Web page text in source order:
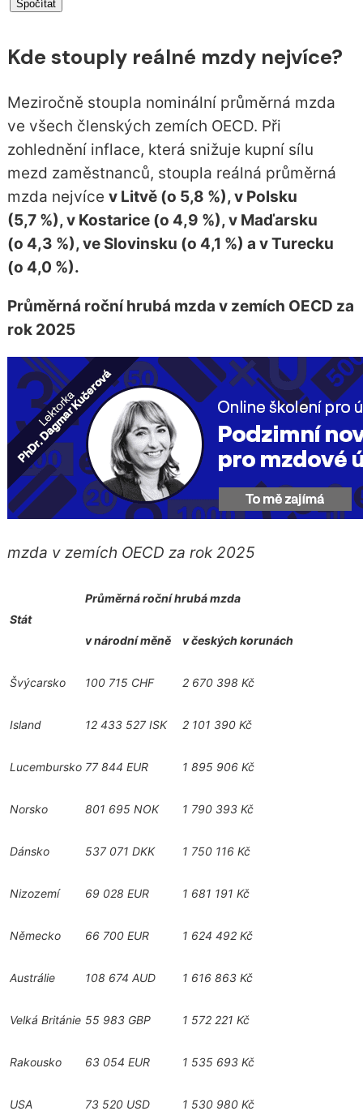
Kde stouply reálné mzdy nejvíce?
Meziročně stoupla nominální průměrná mzda
ve všech členských zemích OECD. Při
zohlednění inflace, která snižuje kupní sílu
mezd zaměstnanců, stoupla reálná průměrná
mzda nejvíce v Litvě (o 5,8 %), v Polsku
(5,7 %), v Kostarice (o 4,9 %), v Maďarsku
(o 4,3 %), ve Slovinsku (o 4,1 %) a v Turecku
(o 4,0 %).
Průměrná roční hrubá mzda v zemích OECD za
rok 2025
mzda v zemích OECD za rok 2025
Stát
Průměrná roční hrubá mzda
v národní měně v českých korunách
Švýcarsko 100 715 CHF 2 670 398 Kč
Island 12 433 527 ISK 2 101 390 Kč
Lucembursko 77 844 EUR 1 895 906 Kč
Norsko 801 695 NOK 1 790 393 Kč
Dánsko 537 071 DKK 1 750 116 Kč
Nizozemí 69 028 EUR 1 681 191 Kč
Německo 66 700 EUR 1 624 492 Kč
Austrálie 108 674 AUD 1 616 863 Kč
Velká Británie 55 983 GBP 1 572 221 Kč
Rakousko 63 054 EUR 1 535 693 Kč
USA 73 520 USD 1 530 980 Kč